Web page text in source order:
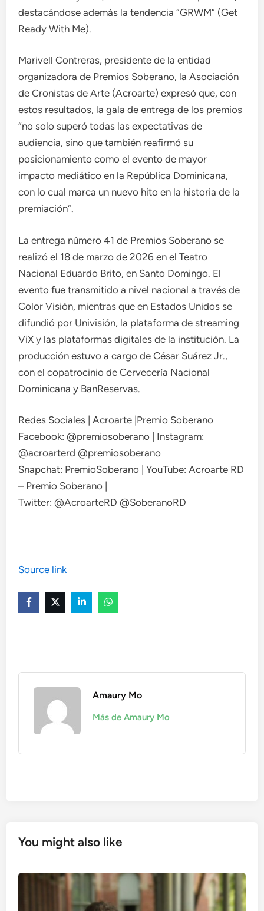
destacándose además la tendencia “GRWM” (Get
Ready With Me).
Marivell Contreras, presidente de la entidad
organizadora de Premios Soberano, la Asociación
de Cronistas de Arte (Acroarte) expresó que, con
estos resultados, la gala de entrega de los premios
“no solo superó todas las expectativas de
audiencia, sino que también reafirmó su
posicionamiento como el evento de mayor
impacto mediático en la República Dominicana,
con lo cual marca un nuevo hito en la historia de la
premiación”.
La entrega número 41 de Premios Soberano se
realizó el 18 de marzo de 2026 en el Teatro
Nacional Eduardo Brito, en Santo Domingo. El
evento fue transmitido a nivel nacional a través de
Color Visión, mientras que en Estados Unidos se
difundió por Univisión, la plataforma de streaming
ViX y las plataformas digitales de la institución. La
producción estuvo a cargo de César Suárez Jr.,
con el copatrocinio de Cervecería Nacional
Dominicana y BanReservas.
Redes Sociales | Acroarte |Premio Soberano
Facebook: @premiosoberano | Instagram:
@acroarterd @premiosoberano
Snapchat: PremioSoberano | YouTube: Acroarte RD
– Premio Soberano |
Twitter: @AcroarteRD @SoberanoRD
Source link
Amaury Mo
Más de Amaury Mo
You might also like